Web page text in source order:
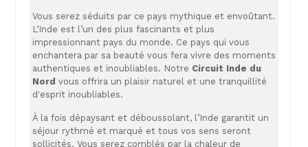
Vous serez séduits par ce pays mythique et envoûtant.
L’Inde est l’un des plus fascinants et plus
impressionnant pays du monde. Ce pays qui vous
enchantera par sa beauté vous fera vivre des moments
authentiques et inoubliables. Notre Circuit Inde du
Nord vous offrira un plaisir naturel et une tranquillité
d'esprit inoubliables.
À la fois dépaysant et déboussolant, l’Inde garantit un
séjour rythmé et marqué et tous vos sens seront
sollicités. Vous serez comblés par la chaleur de